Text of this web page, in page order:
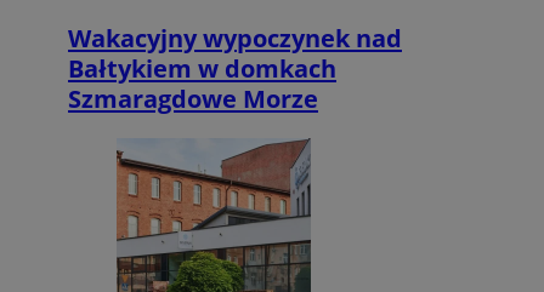
Wakacyjny wypoczynek nad
Bałtykiem w domkach
Szmaragdowe Morze